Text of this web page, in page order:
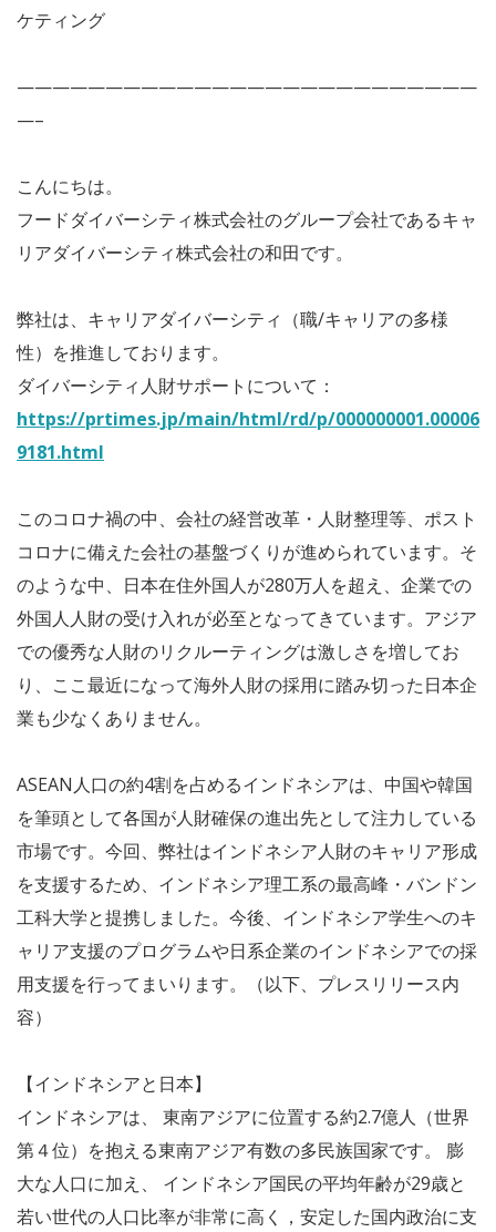
ケティング
——————————————————————————
—–
こんにちは。
フードダイバーシティ株式会社のグループ会社であるキャ
リアダイバーシティ株式会社の和田です。
弊社は、キャリアダイバーシティ（職/キャリアの多様
性）を推進しております。
ダイバーシティ人財サポートについて：
https://prtimes.jp/main/html/rd/p/000000001.00006
9181.html
このコロナ禍の中、会社の経営改革・人財整理等、ポスト
コロナに備えた会社の基盤づくりが進められています。そ
のような中、日本在住外国人が280万人を超え、企業での
外国人人財の受け入れが必至となってきています。アジア
での優秀な人財のリクルーティングは激しさを増してお
り、ここ最近になって海外人財の採用に踏み切った日本企
業も少なくありません。
ASEAN人口の約4割を占めるインドネシアは、中国や韓国
を筆頭として各国が人財確保の進出先として注力している
市場です。今回、弊社はインドネシア人財のキャリア形成
を支援するため、インドネシア理⼯系の最⾼峰・バンドン
⼯科⼤学と提携しました。今後、インドネシア学生へのキ
ャリア支援のプログラムや日系企業のインドネシアでの採
用支援を行ってまいります。（以下、プレスリリース内
容）
【インドネシアと日本】
インドネシアは、 東南アジアに位置する約2.7億人（世界
第４位）を抱える東南アジア有数の多民族国家です。 膨
大な人口に加え、 インドネシア国民の平均年齢が29歳と
若い世代の人口比率が非常に高く，安定した国内政治に支